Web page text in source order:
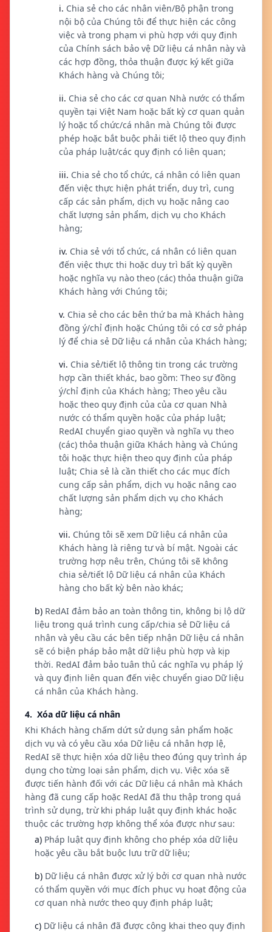
i. Chia sẻ cho các nhân viên/Bộ phận trong
nội bộ của Chúng tôi để thực hiện các công
việc và trong phạm vi phù hợp với quy định
của Chính sách bảo vệ Dữ liệu cá nhân này và
các hợp đồng, thỏa thuận được ký kết giữa
Khách hàng và Chúng tôi;
ii. Chia sẻ cho các cơ quan Nhà nước có thẩm
quyền tại Việt Nam hoặc bất kỳ cơ quan quản
lý hoặc tổ chức/cá nhân mà Chúng tôi được
phép hoặc bắt buộc phải tiết lộ theo quy định
của pháp luật/các quy định có liên quan;
iii. Chia sẻ cho tổ chức, cá nhân có liên quan
đến việc thực hiện phát triển, duy trì, cung
cấp các sản phẩm, dịch vụ hoặc nâng cao
chất lượng sản phẩm, dịch vụ cho Khách
hàng;
iv. Chia sẻ với tổ chức, cá nhân có liên quan
đến việc thực thi hoặc duy trì bất kỳ quyền
hoặc nghĩa vụ nào theo (các) thỏa thuận giữa
Khách hàng với Chúng tôi;
v. Chia sẻ cho các bên thứ ba mà Khách hàng
đồng ý/chỉ định hoặc Chúng tôi có cơ sở pháp
lý để chia sẻ Dữ liệu cá nhân của Khách hàng;
vi. Chia sẻ/tiết lộ thông tin trong các trường
hợp cần thiết khác, bao gồm: Theo sự đồng
ý/chỉ định của Khách hàng; Theo yêu cầu
hoặc theo quy định của của cơ quan Nhà
nước có thẩm quyền hoặc của pháp luật;
RedAI chuyển giao quyền và nghĩa vụ theo
(các) thỏa thuận giữa Khách hàng và Chúng
tôi hoặc thực hiện theo quy định của pháp
luật; Chia sẻ là cần thiết cho các mục đích
cung cấp sản phẩm, dịch vụ hoặc nâng cao
chất lượng sản phẩm dịch vụ cho Khách
hàng;
vii. Chúng tôi sẽ xem Dữ liệu cá nhân của
Khách hàng là riêng tư và bí mật. Ngoài các
trường hợp nêu trên, Chúng tôi sẽ không
chia sẻ/tiết lộ Dữ liệu cá nhân của Khách
hàng cho bất kỳ bên nào khác;
b) RedAI đảm bảo an toàn thông tin, không bị lộ dữ
liệu trong quá trình cung cấp/chia sẻ Dữ liệu cá
nhân và yêu cầu các bên tiếp nhận Dữ liệu cá nhân
sẽ có biện pháp bảo mật dữ liệu phù hợp và kịp
thời. RedAI đảm bảo tuân thủ các nghĩa vụ pháp lý
và quy định liên quan đến việc chuyển giao Dữ liệu
cá nhân của Khách hàng.
4. Xóa dữ liệu cá nhân
Khi Khách hàng chấm dứt sử dụng sản phẩm hoặc
dịch vụ và có yêu cầu xóa Dữ liệu cá nhân hợp lệ,
RedAI sẽ thực hiện xóa dữ liệu theo đúng quy trình áp
dụng cho từng loại sản phẩm, dịch vụ. Việc xóa sẽ
được tiến hành đối với các Dữ liệu cá nhân mà Khách
hàng đã cung cấp hoặc RedAI đã thu thập trong quá
trình sử dụng, trừ khi pháp luật quy định khác hoặc
thuộc các trường hợp không thể xóa được như sau:
a) Pháp luật quy định không cho phép xóa dữ liệu
hoặc yêu cầu bắt buộc lưu trữ dữ liệu;
b) Dữ liệu cá nhân được xử lý bởi cơ quan nhà nước
có thẩm quyền với mục đích phục vụ hoạt động của
cơ quan nhà nước theo quy định pháp luật;
c) Dữ liệu cá nhân đã được công khai theo quy định